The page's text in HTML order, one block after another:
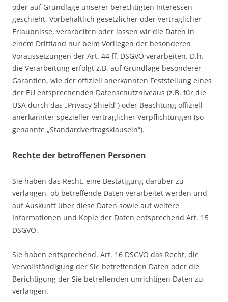
oder auf Grundlage unserer berechtigten Interessen
geschieht. Vorbehaltlich gesetzlicher oder vertraglicher
Erlaubnisse, verarbeiten oder lassen wir die Daten in
einem Drittland nur beim Vorliegen der besonderen
Voraussetzungen der Art. 44 ff. DSGVO verarbeiten. D.h.
die Verarbeitung erfolgt z.B. auf Grundlage besonderer
Garantien, wie der offiziell anerkannten Feststellung eines
der EU entsprechenden Datenschutzniveaus (z.B. für die
USA durch das „Privacy Shield“) oder Beachtung offiziell
anerkannter spezieller vertraglicher Verpflichtungen (so
genannte „Standardvertragsklauseln“).
Rechte der betroffenen Personen
Sie haben das Recht, eine Bestätigung darüber zu
verlangen, ob betreffende Daten verarbeitet werden und
auf Auskunft über diese Daten sowie auf weitere
Informationen und Kopie der Daten entsprechend Art. 15
DSGVO.
Sie haben entsprechend. Art. 16 DSGVO das Recht, die
Vervollständigung der Sie betreffenden Daten oder die
Berichtigung der Sie betreffenden unrichtigen Daten zu
verlangen.